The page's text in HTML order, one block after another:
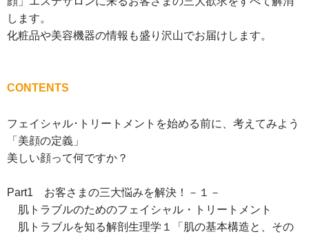
します。
化粧品や美容機器の情報も盛り沢山でお届けします。
CONTENTS
フェイシャル･トリートメントを始める前に、考えてみよう
「美顔の定義」
美しい顔って何ですか？
Part1 お客さまの三大悩みを解決！－１－
肌トラブルのためのフェイシャル・トリートメント
肌トラブルを知る解剖生理学１「肌の基本構造と、その